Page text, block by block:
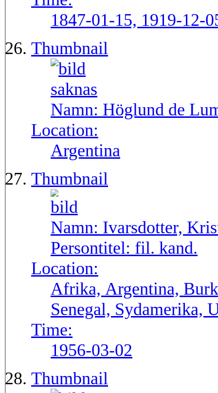
1847-01-15, 1919-12-
Thumbnail
Namn: Höglund de
Location:
Argentina
Thumbnail
Namn: Ivarsdotter,
Persontitel: fil. kand.
Location:
Afrika, Argentina,
Senegal, Sydamerika,
Time:
1956-03-02
Thumbnail